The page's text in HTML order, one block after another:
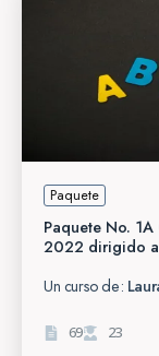
Paquete
Paquete No.
2022 dirigido
Un curso de:
69 23